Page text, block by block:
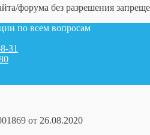
форума без разрешения
по всем вопросам
31
от 26.08.2020